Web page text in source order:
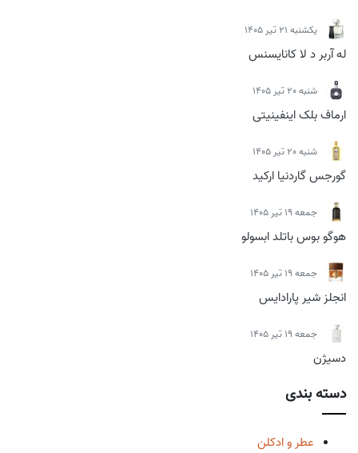
يكشنبه 21 تیر 1405
له آربر د لا کانایسنس
شنبه 20 تیر 1405
ارماف بلک اینفینیتی
شنبه 20 تیر 1405
گورجس گاردنیا ارکید
جمعه 19 تیر 1405
هوگو بوس باتلد ابسولو
جمعه 19 تیر 1405
انجلز شیر پارادایس
جمعه 19 تیر 1405
دسیژن
دسته بندی
عطر و ادکلن